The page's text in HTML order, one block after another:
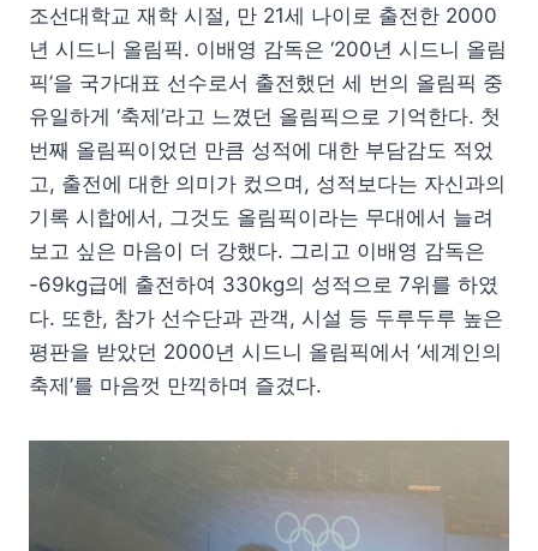
조선대학교 재학 시절, 만 21세 나이로 출전한 2000
년 시드니 올림픽. 이배영 감독은 ‘200년 시드니 올림
픽’을 국가대표 선수로서 출전했던 세 번의 올림픽 중
유일하게 ‘축제’라고 느꼈던 올림픽으로 기억한다. 첫
번째 올림픽이었던 만큼 성적에 대한 부담감도 적었
고, 출전에 대한 의미가 컸으며, 성적보다는 자신과의
기록 시합에서, 그것도 올림픽이라는 무대에서 늘려
보고 싶은 마음이 더 강했다. 그리고 이배영 감독은
-69kg급에 출전하여 330kg의 성적으로 7위를 하였
다. 또한, 참가 선수단과 관객, 시설 등 두루두루 높은
평판을 받았던 2000년 시드니 올림픽에서 ‘세계인의
축제’를 마음껏 만끽하며 즐겼다.